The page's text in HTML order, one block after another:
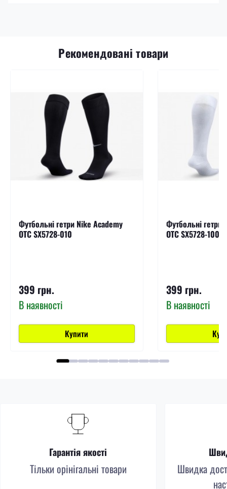
Рекомендовані товари
Футбольні гетри Nike Academy
OTC SX5728-010
399 грн.
В наявності
Купити
Футбольні гетри
OTC SX5728-100
399 грн.
В наявності
Гарантія якості
Тільки орінігальні товари
Швидка